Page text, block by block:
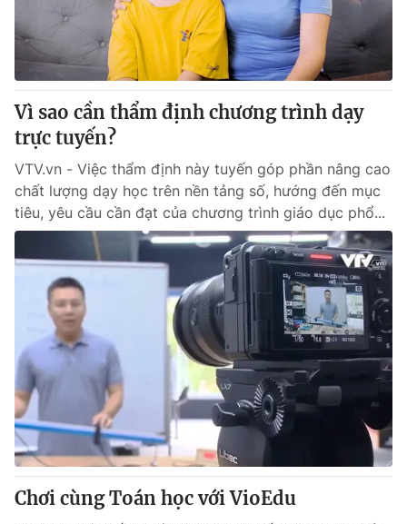
Vì sao cần thẩm định chương trình dạy
trực tuyến?
VTV.vn - Việc thẩm định này tuyến góp phần nâng cao
chất lượng dạy học trên nền tảng số, hướng đến mục
tiêu, yêu cầu cần đạt của chương trình giáo dục phổ...
Chơi cùng Toán học với VioEdu